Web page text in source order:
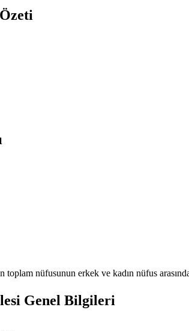
toplam nüfusunun erkek ve kadın nüfus
Genel Bilgileri